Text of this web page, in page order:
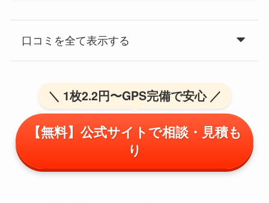
口コミを全て表示する
＼ 1枚2.2円〜GPS完備で安心 ／
【無料】公式サイトで相談・見積も
り